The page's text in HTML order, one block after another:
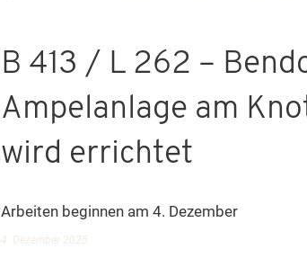
B 413 / L 262 –
Ampelanlage am
wird errichtet
Arbeiten beginnen am 4. Dezember
4. Dezember 2025